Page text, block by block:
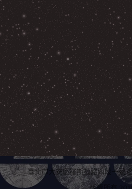
臺北市大安區羅斯福路四段一號